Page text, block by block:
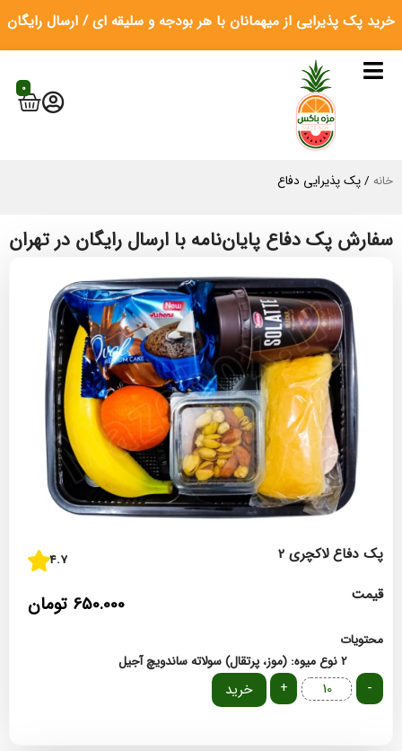
خرید پک پذیرایی از میهمانان با هر بودجه و سلیقه ای / ارسال رایگان
0
خانه / پک پذیرایی دفاع
سفارش پک دفاع پایان‌نامه با ارسال رایگان در تهران
پک دفاع لاکچری 2 4.7
قیمت 650.000 تومان
محتویات
2 نوع میوه: (موز، پرتقال)
سولاتهساندویچآجیل
-
+ خرید